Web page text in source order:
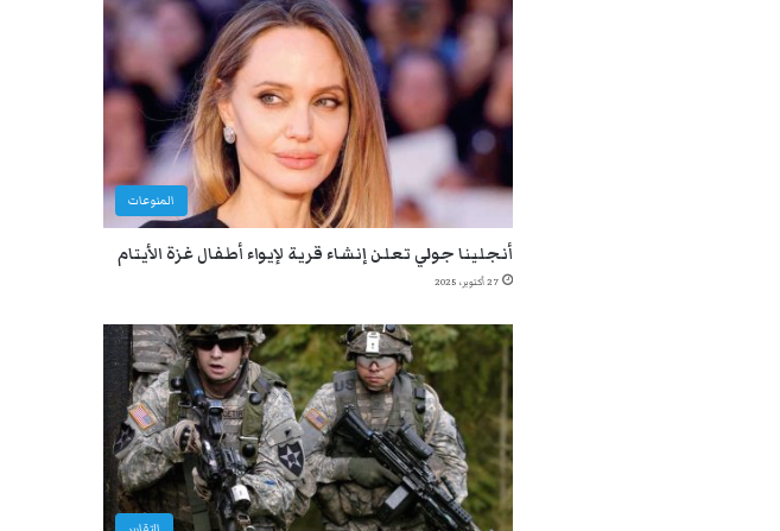
المنوعات
أنجلينا جولي تعلن إنشاء قرية لإيواء أطفال غزة الأيتام
27 أكتوبر، 2025